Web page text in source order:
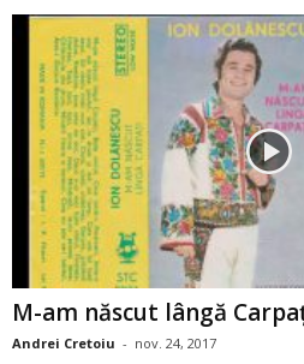
M-am născut lângă
Andrei Cretoiu - nov. 24, 2017